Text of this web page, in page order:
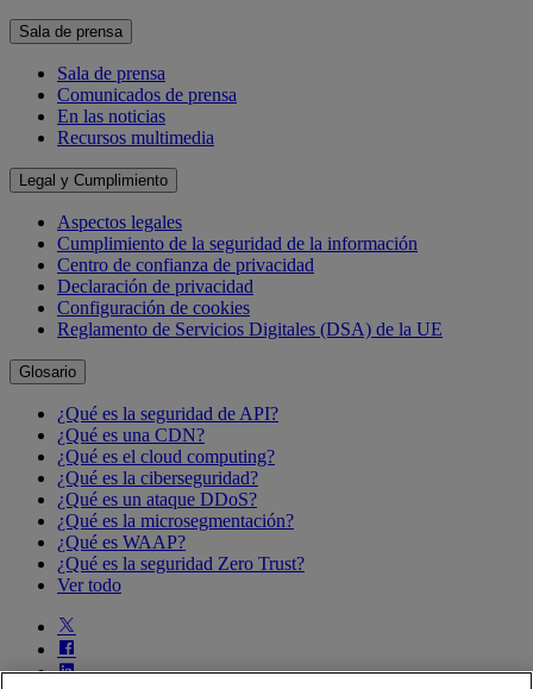
Sala de prensa
Sala de prensa
Comunicados de prensa
En las noticias
Recursos multimedia
Legal y Cumplimiento
Aspectos legales
Cumplimiento de la seguridad de la información
Centro de confianza de privacidad
Declaración de privacidad
Configuración de cookies
Reglamento de Servicios Digitales (DSA) de la UE
Glosario
¿Qué es la seguridad de API?
¿Qué es una CDN?
¿Qué es el cloud computing?
¿Qué es la ciberseguridad?
¿Qué es un ataque DDoS?
¿Qué es la microsegmentación?
¿Qué es WAAP?
¿Qué es la seguridad Zero Trust?
Ver todo